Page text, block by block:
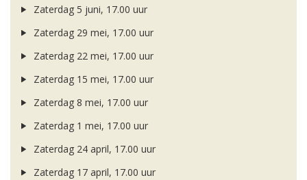
Zaterdag 5 juni, 17.00 uur
Zaterdag 29 mei, 17.00 uur
Zaterdag 22 mei, 17.00 uur
Zaterdag 15 mei, 17.00 uur
Zaterdag 8 mei, 17.00 uur
Zaterdag 1 mei, 17.00 uur
Zaterdag 24 april, 17.00 uur
Zaterdag 17 april, 17.00 uur